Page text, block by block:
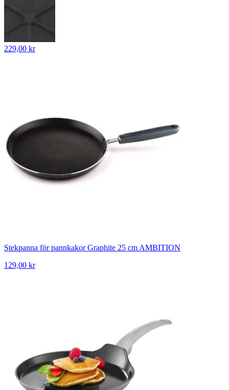
229,00 kr
Stekpanna för pannkakor Graphite 25 cm AMBITION
129,00 kr